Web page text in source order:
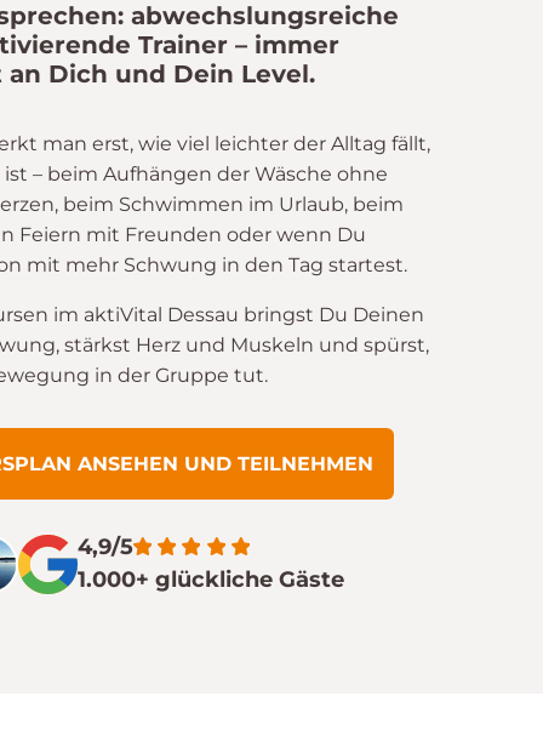
abwechslungsreiche
Trainer – immer
an Dich und Dein Level.
man erst, wie viel leichter der Alltag fällt,
– beim Aufhängen der Wäsche ohne
beim Schwimmen im Urlaub, beim
Feiern mit Freunden oder wenn Du
mit mehr Schwung in den Tag startest.
im aktiVital Dessau bringst Du Deinen
stärkst Herz und Muskeln und spürst,
in der Gruppe tut.
ANSEHEN UND TEILNEHMEN
4,9/5
1.000+ glückliche Gäste